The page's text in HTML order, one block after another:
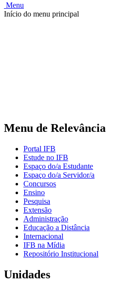
Menu
Início do menu principal
Menu de Relevância
Portal IFB
Estude no IFB
Espaço do/a Estudante
Espaço do/a Servidor/a
Concursos
Ensino
Pesquisa
Extensão
Administração
Educação a Distância
Internacional
IFB na Mídia
Repositório Institucional
Unidades